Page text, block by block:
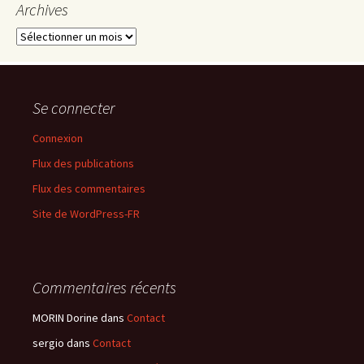
Archives
Archives
Se connecter
Connexion
Flux des publications
Flux des commentaires
Site de WordPress-FR
Commentaires récents
MORIN Dorine dans Contact
sergio dans Contact